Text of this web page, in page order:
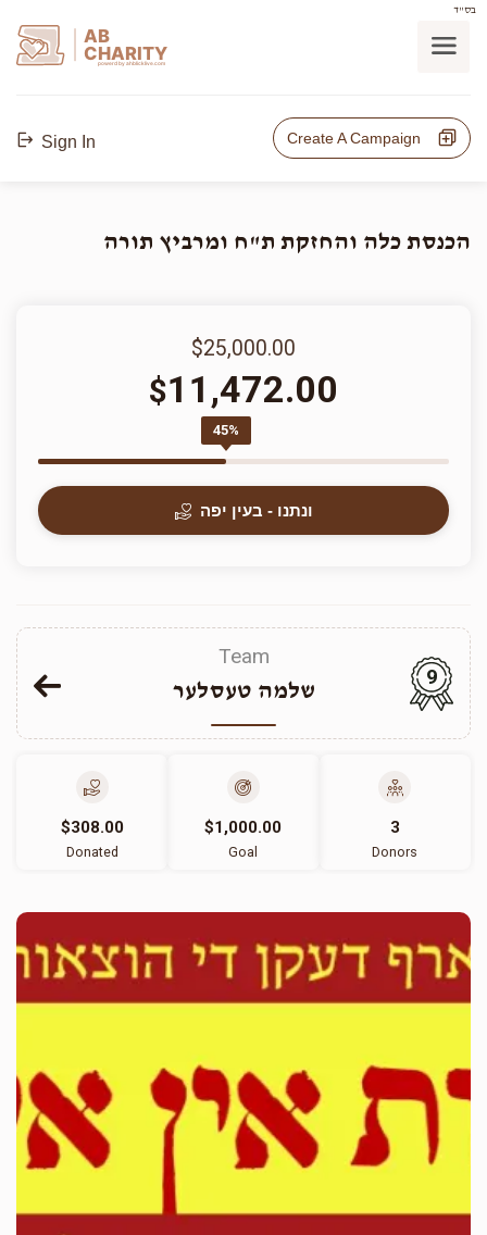
בס"ד
AB
CHARITY
powerd by ahblicklive.com
Sign In Create A Campaign
הכנסת כלה והחזקת ת"ח ומרביץ תורה
$25,000.00
$11,472.00
45%
ונתנו - בעין יפה
Team
שלמה טעסלער
9
$308.00
Donated
$1,000.00
Goal
3
Donors